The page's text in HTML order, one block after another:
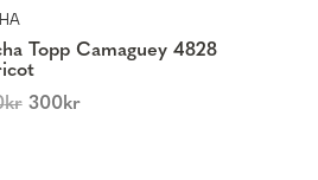
Topp Camaguey 4828
kr 300kr